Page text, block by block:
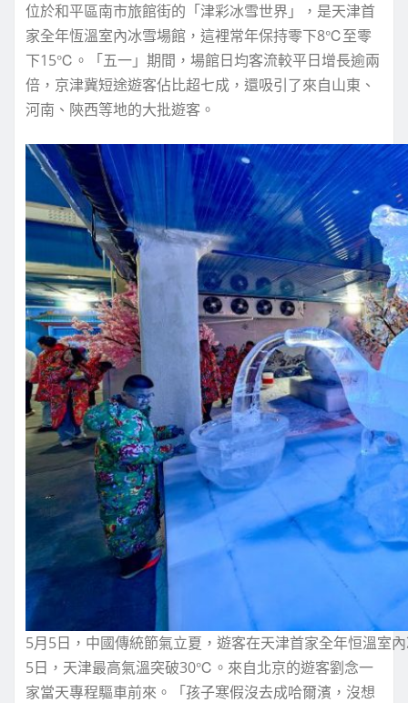
位於和平區南市旅館街的「津彩冰雪世界」，是天津首
家全年恆溫室內冰雪場館，這裡常年保持零下8℃至零
下15℃。「五一」期間，場館日均客流較平日增長逾兩
倍，京津冀短途遊客佔比超七成，還吸引了來自山東、
河南、陝西等地的大批遊客。
5月5日，中國傳統節氣立夏，遊客在天津首家全年恒溫室
5日，天津最高氣溫突破30℃。來自北京的遊客劉念一
家當天專程驅車前來。「孩子寒假沒去成哈爾濱，沒想